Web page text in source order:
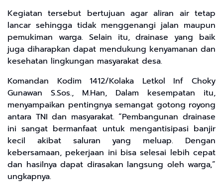
Kegiatan tersebut bertujuan agar aliran air tetap
lancar sehingga tidak menggenangi jalan maupun
pemukiman warga. Selain itu, drainase yang baik
juga diharapkan dapat mendukung kenyamanan dan
kesehatan lingkungan masyarakat desa.
Komandan Kodim 1412/Kolaka Letkol Inf Choky
Gunawan S.Sos., M.Han, Dalam kesempatan itu,
menyampaikan pentingnya semangat gotong royong
antara TNI dan masyarakat. “Pembangunan drainase
ini sangat bermanfaat untuk mengantisipasi banjir
kecil akibat saluran yang meluap. Dengan
kebersamaan, pekerjaan ini bisa selesai lebih cepat
dan hasilnya dapat dirasakan langsung oleh warga,”
ungkapnya.